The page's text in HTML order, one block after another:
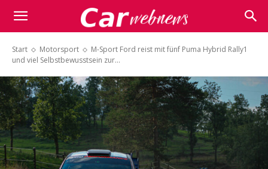
Carwebnews.com
Start Motorsport
M-Sport Ford reist mit fünf Puma Hybrid Rally1
und viel Selbstbewusstsein zur...